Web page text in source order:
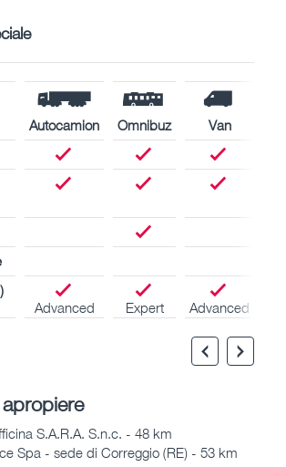
Autocamion Omnibuz
Van
Advanced
Expert Advanced
S.A.R.A. S.n.c. - 48 km
Spa - sede di Correggio (RE) - 53 km